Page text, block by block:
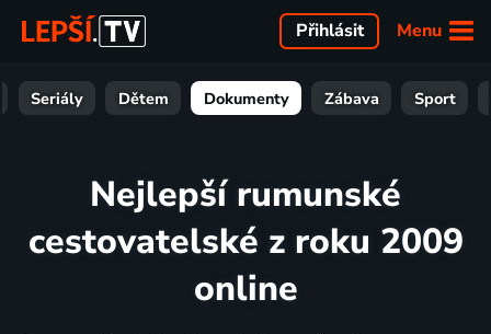
Menu
Přihlásit
Seriály Dětem Dokumenty Zábava Sport
Nejlepší rumunské
cestovatelské z roku 2009
online